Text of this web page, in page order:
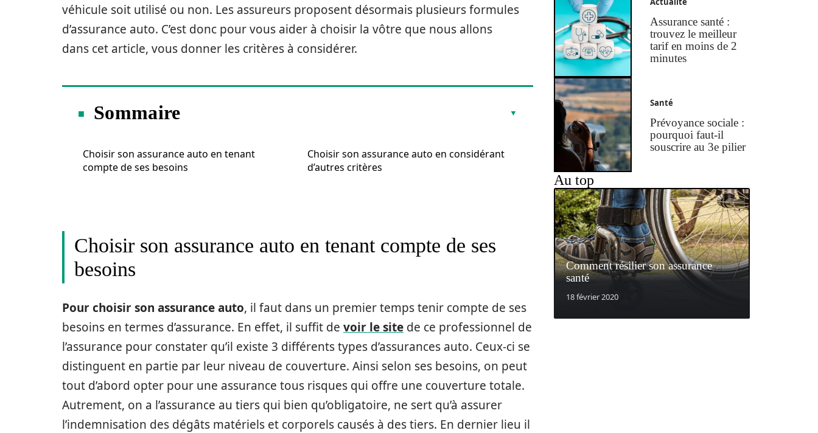
véhicule soit utilisé ou non. Les assureurs proposent désormais plusieurs formules
d’assurance auto. C’est donc pour vous aider à choisir la vôtre que nous allons
dans cet article, vous donner les critères à considérer.
Sommaire
Choisir son assurance auto en tenant
compte de ses besoins
Choisir son assurance auto en considérant
d’autres critères
Choisir son assurance auto en tenant compte de ses
besoins
Pour choisir son assurance auto, il faut dans un premier temps tenir compte de ses
besoins en termes d’assurance. En effet, il suffit de voir le site de ce professionnel de
l’assurance pour constater qu’il existe 3 différents types d’assurances auto. Ceux-ci se
distinguent en partie par leur niveau de couverture. Ainsi selon ses besoins, on peut
tout d’abord opter pour une assurance tous risques qui offre une couverture totale.
Autrement, on a l’assurance au tiers qui bien qu’obligatoire, ne sert qu’à assurer
l’indemnisation des dégâts matériels et corporels causés à des tiers. En dernier lieu il
Assurance santé :
trouvez le meilleur
tarif en moins de 2
minutes
Santé
Prévoyance sociale :
pourquoi faut-il
souscrire au 3e pilier
Au top
Comment résilier son assurance
santé
18 février 2020